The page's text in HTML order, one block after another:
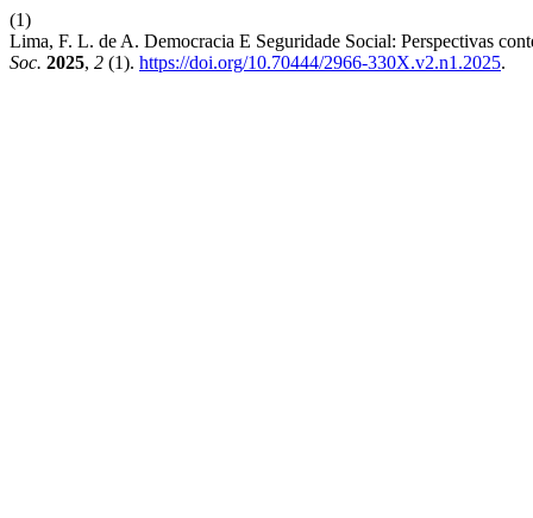
(1)
Lima, F. L. de A. Democracia E Seguridade Social: Perspectivas
Soc. 2025, 2 (1). https://doi.org/10.70444/2966-330X.v2.n1.2025.